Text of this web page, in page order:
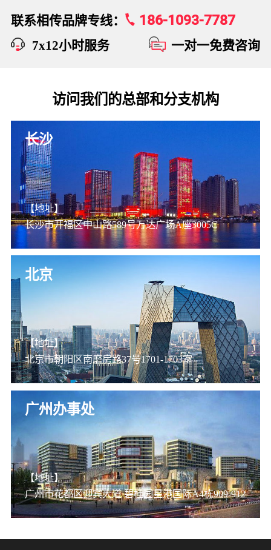
联系相传品牌专线： 186-1093-7787
7x12小时服务 一对一免费咨询
访问我们的总部和分支机构
长沙
【地址】
长沙市开福区中山路589号万达广场A座3005C
北京
【地址】
北京市朝阳区南磨房路37号1701-1703室
广州办事处
【地址】
广州市花都区迎宾大道 碧桂园星港国际A4栋909-912